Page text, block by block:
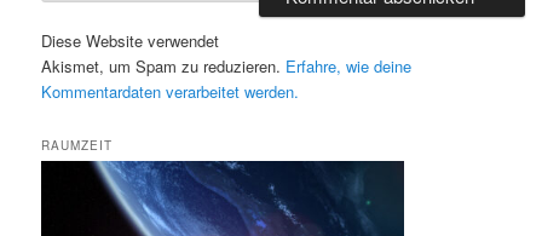
Diese Website verwendet
Akismet, um Spam zu reduzieren. Erfahre, wie deine
Kommentardaten verarbeitet werden.
RAUMZEIT